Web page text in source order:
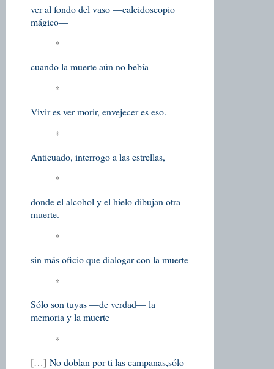
ver al fondo del vaso —caleidoscopio
mágico—
*
cuando la muerte aún no bebía
*
Vivir es ver morir, envejecer es eso.
*
Anticuado, interrogo a las estrellas,
*
donde el alcohol y el hielo dibujan otra
muerte.
*
sin más oficio que dialogar con la muerte
*
Sólo son tuyas —de verdad— la
memoria y la muerte
*
[…] No doblan por ti las campanas,sólo